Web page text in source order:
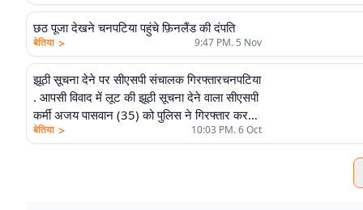
छठ पूजा देखने चनपटिया पहुंचे फ़िनलैंड की दंपति
बेतिया > 9:47 PM. 5 Nov
झूठी सूचना देने पर सीएसपी संचालक गिरफ्तारचनपटिया
. आपसी विवाद में लूट की झूठी सूचना देने वाला सीएसपी
कर्मी अजय पासवान (35) को पुलिस ने गिरफ्तार कर
जेल भेज दिया. वह चनपटिया थाना क्षेत्र के पोखरिया
बेतिया > 10:03 PM. 6 Oct